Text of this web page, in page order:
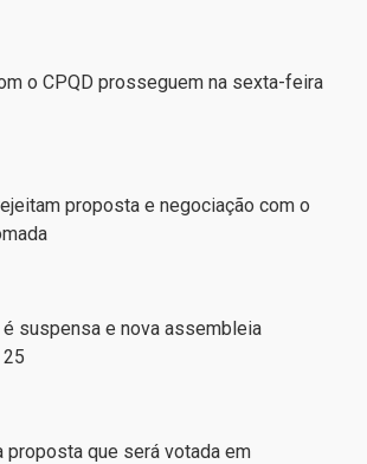
o CPQD prosseguem na sexta-feira
proposta e negociação com o
é suspensa e nova assembleia
proposta que será votada em